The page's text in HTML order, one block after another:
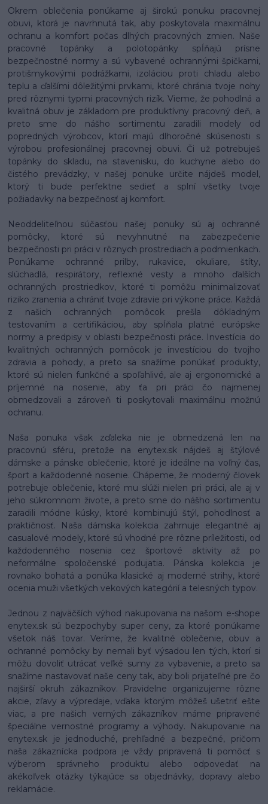
Okrem oblečenia ponúkame aj širokú ponuku pracovnej
obuvi, ktorá je navrhnutá tak, aby poskytovala maximálnu
ochranu a komfort počas dlhých pracovných zmien. Naše
pracovné topánky a polotopánky spĺňajú prísne
bezpečnostné normy a sú vybavené ochrannými špičkami,
protišmykovými podrážkami, izoláciou proti chladu alebo
teplu a ďalšími dôležitými prvkami, ktoré chránia tvoje nohy
pred rôznymi typmi pracovných rizík. Vieme, že pohodlná a
kvalitná obuv je základom pre produktívny pracovný deň, a
preto sme do nášho sortimentu zaradili modely od
popredných výrobcov, ktorí majú dlhoročné skúsenosti s
výrobou profesionálnej pracovnej obuvi. Či už potrebuješ
topánky do skladu, na stavenisku, do kuchyne alebo do
čistého prevádzky, v našej ponuke určite nájdeš model,
ktorý ti bude perfektne sedieť a splní všetky tvoje
požiadavky na bezpečnosť aj komfort.
Neoddeliteľnou súčasťou našej ponuky sú aj ochranné
pomôcky, ktoré sú nevyhnutné na zabezpečenie
bezpečnosti pri práci v rôznych prostrediach a podmienkach.
Ponúkame ochranné prilby, rukavice, okuliare, štíty,
slúchadlá, respirátory, reflexné vesty a mnoho ďalších
ochranných prostriedkov, ktoré ti pomôžu minimalizovať
riziko zranenia a chrániť tvoje zdravie pri výkone práce. Každá
z našich ochranných pomôcok prešla dôkladným
testovaním a certifikáciou, aby spĺňala platné európske
normy a predpisy v oblasti bezpečnosti práce. Investícia do
kvalitných ochranných pomôcok je investíciou do tvojho
zdravia a pohody, a preto sa snažíme ponúkať produkty,
ktoré sú nielen funkčné a spoľahlivé, ale aj ergonomické a
príjemné na nosenie, aby ťa pri práci čo najmenej
obmedzovali a zároveň ti poskytovali maximálnu možnú
ochranu.
Naša ponuka však zďaleka nie je obmedzená len na
pracovnú sféru, pretože na enytex.sk nájdeš aj štýlové
dámske a pánske oblečenie, ktoré je ideálne na voľný čas,
šport a každodenné nosenie. Chápeme, že moderný človek
potrebuje oblečenie, ktoré mu slúži nielen pri práci, ale aj v
jeho súkromnom živote, a preto sme do nášho sortimentu
zaradili módne kúsky, ktoré kombinujú štýl, pohodlnosť a
praktičnosť. Naša dámska kolekcia zahrnuje elegantné aj
casualové modely, ktoré sú vhodné pre rôzne príležitosti, od
každodenného nosenia cez športové aktivity až po
neformálne spoločenské podujatia. Pánska kolekcia je
rovnako bohatá a ponúka klasické aj moderné strihy, ktoré
ocenia muži všetkých vekových kategórií a telesných typov.
Jednou z najväčších výhod nakupovania na našom e-shope
enytex.sk sú bezpochyby super ceny, za ktoré ponúkame
všetok náš tovar. Veríme, že kvalitné oblečenie, obuv a
ochranné pomôcky by nemali byť výsadou len tých, ktorí si
môžu dovoliť utrácať veľké sumy za vybavenie, a preto sa
snažíme nastavovať naše ceny tak, aby boli prijateľné pre čo
najširší okruh zákazníkov. Pravidelne organizujeme rôzne
akcie, zľavy a výpredaje, vďaka ktorým môžeš ušetriť ešte
viac, a pre našich verných zákazníkov máme pripravené
špeciálne vernostné programy a výhody. Nakupovanie na
enytex.sk je jednoduché, prehľadné a bezpečné, pričom
naša zákaznícka podpora je vždy pripravená ti pomôcť s
výberom správneho produktu alebo odpovedať na
akékoľvek otázky týkajúce sa objednávky, dopravy alebo
reklamácie.